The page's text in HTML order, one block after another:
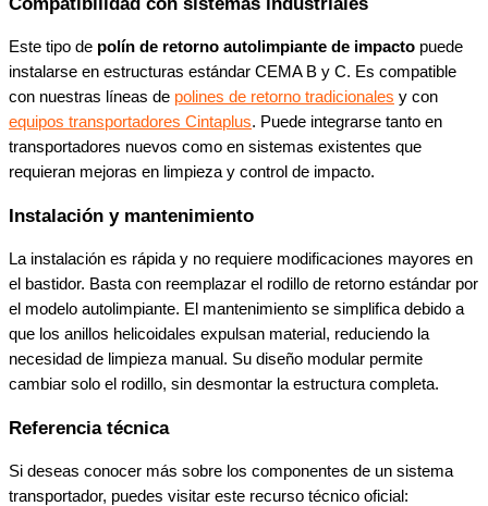
Este tipo de polín de retorno autolimpiante de impacto puede
instalarse en estructuras estándar CEMA B y C. Es compatible
con nuestras líneas de polines de retorno tradicionales y con
equipos transportadores Cintaplus. Puede integrarse tanto en
transportadores nuevos como en sistemas existentes que
requieran mejoras en limpieza y control de impacto.
Instalación y mantenimiento
La instalación es rápida y no requiere modificaciones mayores en
el bastidor. Basta con reemplazar el rodillo de retorno estándar por
el modelo autolimpiante. El mantenimiento se simplifica debido a
que los anillos helicoidales expulsan material, reduciendo la
necesidad de limpieza manual. Su diseño modular permite
cambiar solo el rodillo, sin desmontar la estructura completa.
Referencia técnica
Si deseas conocer más sobre los componentes de un sistema
transportador, puedes visitar este recurso técnico oficial: